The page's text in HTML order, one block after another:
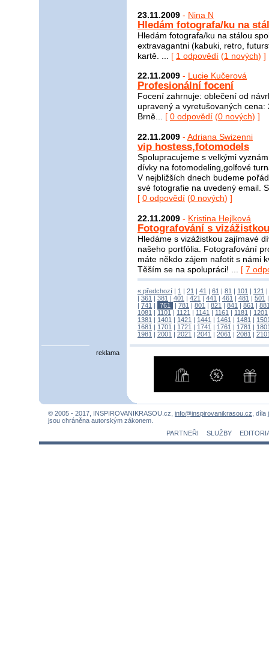
23.11.2009 - Nina N
Hledám fotografa/ku na
Hledám fotografa/ku na stálou
extravagantni (kabuki, retro,
kartě. ... [ 1 odpovědí (1 nových) ]
22.11.2009 - Lucie Kučerová
Profesionální focení
Focení zahrnuje: oblečení od
upravený a vyretušovaných
Brně... [ 0 odpovědí (0 nových) ]
22.11.2009 - Adriana Swizenni
vip hostess,fotomodels
Spolupracujeme s velkými
dívky na fotomodeling,golfové
V nejbližších dnech budeme
své fotografie na uvedený email.
[ 0 odpovědí (0 nových) ]
22.11.2009 - Kristina Hejlková
Fotografování s
Hledáme s vizážistkou zajímavé
našeho portfólia. Fotografování
máte někdo zájem nafotit s námi
Těším se na spolupráci! ... [ 7
« předchozí | 1 | 21 | 41 | 61 | 81 | 101 | 121 |
| 361 | 381 | 401 | 421 | 441 | 461 | 481 | 501
| 741 | 761 | 781 | 801 | 821 | 841 | 861 |
1081 | 1101 | 1121 | 1141 | 1161 | 1181 | 1201
1381 | 1401 | 1421 | 1441 | 1461 | 1481 |
1681 | 1701 | 1721 | 1741 | 1761 | 1781 |
1981 | 2001 | 2021 | 2041 | 2061 | 2081 |
reklama
© 2005 - 2017, INSPIROVANIKRASOU.cz, info@inspirovanikrasou.cz ,
jsou chráněna autorským zákonem.
PARTNEŘI
SLUŽBY